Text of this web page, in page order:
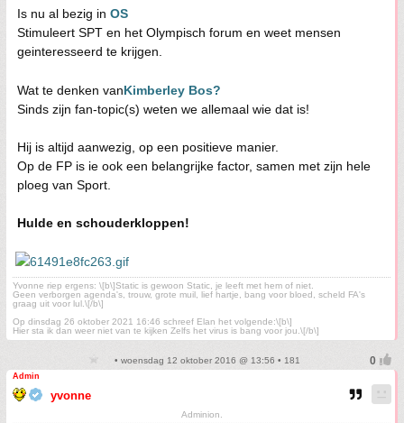
Is nu al bezig in OS
Stimuleert SPT en het Olympisch forum en weet mensen
geinteresseerd te krijgen.
Wat te denken vanKimberley Bos?
Sinds zijn fan-topic(s) weten we allemaal wie dat is!
Hij is altijd aanwezig, op een positieve manier.
Op de FP is ie ook een belangrijke factor, samen met zijn hele
ploeg van Sport.
Hulde en schouderkloppen!
Yvonne riep ergens: \[b\]Static is gewoon Static, je leeft met hem of niet.
Geen verborgen agenda's, trouw, grote muil, lief hartje, bang voor bloed, scheld FA's
graag uit voor lul.\[/b\]
Op dinsdag 26 oktober 2021 16:46 schreef Elan het volgende:\[b\]
Hier sta ik dan weer niet van te kijken Zelfs het virus is bang voor jou.\[/b\]
• woensdag 12 oktober 2016 @ 13:56 • 181
Admin
yvonne
Adminion.